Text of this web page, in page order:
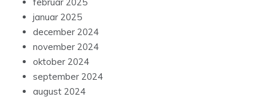
januar 2025
december 2024
november 2024
oktober 2024
september 2024
august 2024